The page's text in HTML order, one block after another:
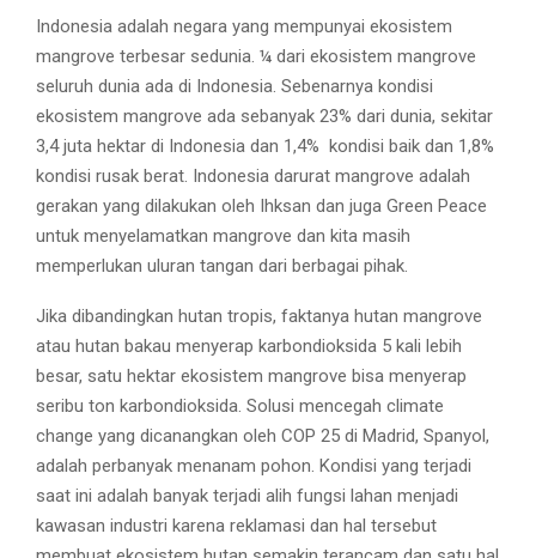
Indonesia adalah negara yang mempunyai ekosistem
mangrove terbesar sedunia. ¼ dari ekosistem mangrove
seluruh dunia ada di Indonesia. Sebenarnya kondisi
ekosistem mangrove ada sebanyak 23% dari dunia, sekitar
3,4 juta hektar di Indonesia dan 1,4% kondisi baik dan 1,8%
kondisi rusak berat. Indonesia darurat mangrove adalah
gerakan yang dilakukan oleh Ihksan dan juga Green Peace
untuk menyelamatkan mangrove dan kita masih
memperlukan uluran tangan dari berbagai pihak.
Jika dibandingkan hutan tropis, faktanya hutan mangrove
atau hutan bakau menyerap karbondioksida 5 kali lebih
besar, satu hektar ekosistem mangrove bisa menyerap
seribu ton karbondioksida. Solusi mencegah climate
change yang dicanangkan oleh COP 25 di Madrid, Spanyol,
adalah perbanyak menanam pohon. Kondisi yang terjadi
saat ini adalah banyak terjadi alih fungsi lahan menjadi
kawasan industri karena reklamasi dan hal tersebut